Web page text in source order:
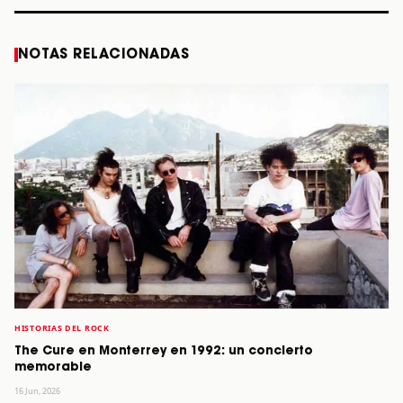
NOTAS RELACIONADAS
HISTORIAS DEL ROCK
The Cure en Monterrey en 1992: un concierto
memorable
16 Jun, 2026